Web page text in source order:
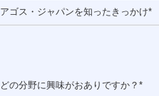
アゴス・ジャパンを知ったきっかけ*
どの分野に興味がおありですか？*